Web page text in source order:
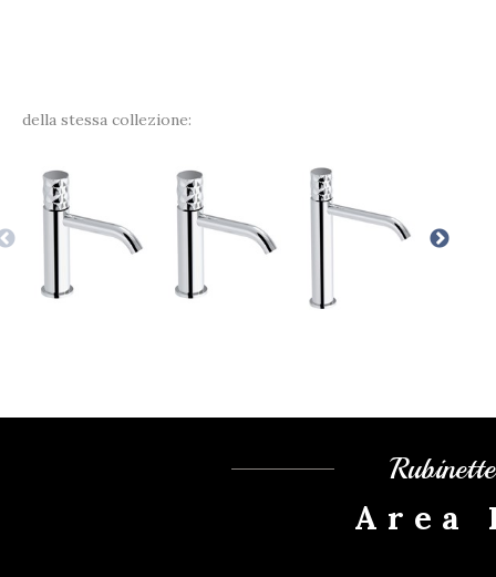
della stessa collezione:
Area